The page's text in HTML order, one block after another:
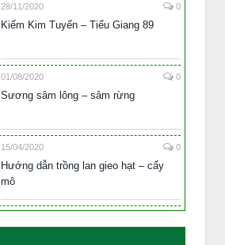
28/11/2020 0
Kiếm Kim Tuyến – Tiểu Giang 89
01/08/2020 0
Sương sâm lông – sâm rừng
15/04/2020 0
Hướng dẫn trồng lan gieo hạt – cấy
mô